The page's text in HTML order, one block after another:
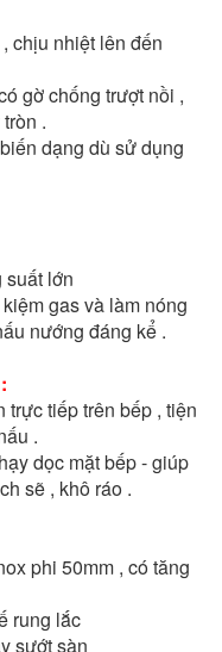
chịu nhiệt lên đến
gờ chống trượt nồi ,
.
dạng dù sử dụng
suất lớn
gas và làm nóng
nướng đáng kể .
tiếp trên bếp , tiện
.
dọc mặt bếp - giúp
sẽ , khô ráo .
phi 50mm , có tăng
rung lắc
sướt sàn